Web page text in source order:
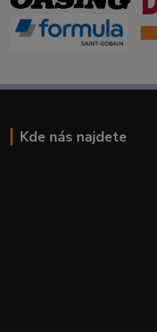
Kde nás najdete